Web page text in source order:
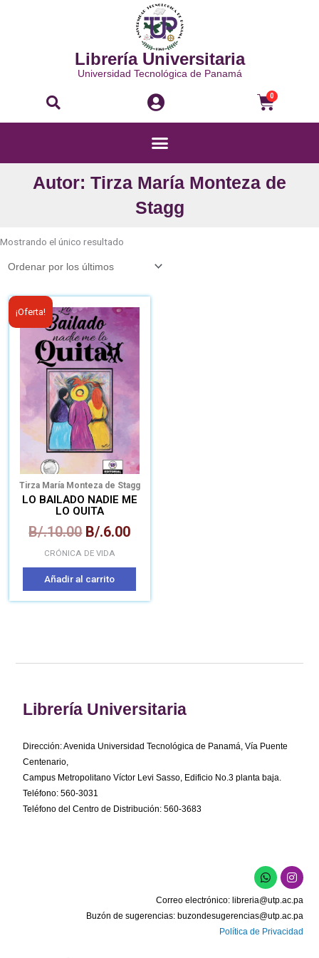
Librería Universitaria
Universidad Tecnológica de Panamá
Buscar 0
Menú
Autor: Tirza María Monteza de
Stagg
Mostrando el único resultado
¡Oferta!
Tirza María Monteza de Stagg
LO BAILADO NADIE ME
LO QUITA
B/.10.00
El
precio
original
era:
B/.10.00.
B/.6.00
El
precio
actual
CRÓNICA DE VIDA
Añadir al carrito
Librería Universitaria
Dirección: Avenida Universidad Tecnológica de Panamá, Vía Puente
Centenario,
Campus Metropolitano Víctor Levi Sasso, Edificio No.3 planta baja.
Teléfono: 560-3031
Teléfono del Centro de Distribución: 560-3683
W
h
a
t
s
a
p
I
n
s
t
a
g
r
Correo electrónico: libreria@utp.ac.pa
Buzón de sugerencias: buzondesugerencias@utp.ac.pa
Política de Privacidad